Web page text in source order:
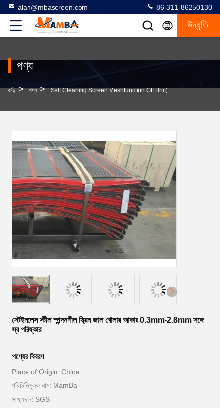
alan@mbascreen.com 86-311-86250130
উদ্ধৃতি
পণ্য
বাড়ি > পণ্য > Self Cleaning Screen Meshfunction GtElInit() {var Lib = New Google.translate.TranslateService();lib.
স্টেইনলেস স্টীল স্পন্দনশীল স্ক্রিন জাল খোলার আকার 0.3mm-2.8mm সঙ্গে
স্ব পরিষ্কার
পণ্যের বিবরণ
Place of Origin: China
পরিচিতিমুলক নাম: MamBa
সাক্ষ্যদান: SGS